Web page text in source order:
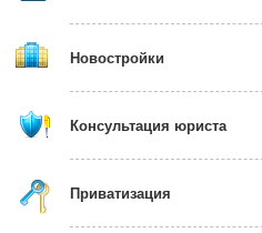
Новостройки
Консультация юриста
Приватизация